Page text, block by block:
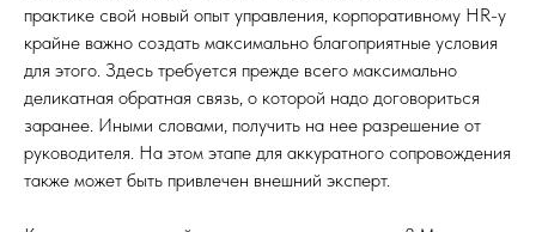
практике свой новый опыт управления, корпоративному HR-у
крайне важно создать максимально благоприятные условия
для этого. Здесь требуется прежде всего максимально
деликатная обратная связь, о которой надо договориться
заранее. Иными словами, получить на нее разрешение от
руководителя. На этом этапе для аккуратного сопровождения
также может быть привлечен внешний эксперт.